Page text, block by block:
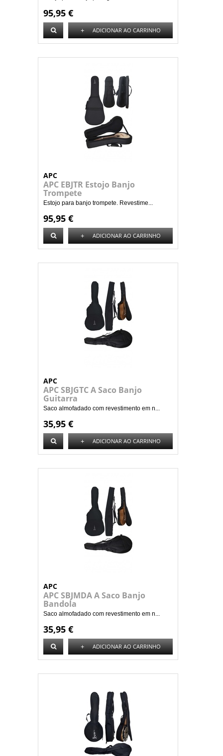
95,95 €
+ ADICIONAR AO CARRINHO
APC
APC EBJTR Estojo Banjo
Trompete
Estojo para banjo trompete. Revestime...
95,95 €
+ ADICIONAR AO CARRINHO
APC
APC SBJGTC A Saco Banjo
Guitarra
Saco almofadado com revestimento em n...
35,95 €
+ ADICIONAR AO CARRINHO
APC
APC SBJMDA A Saco Banjo
Bandola
Saco almofadado com revestimento em n...
35,95 €
+ ADICIONAR AO CARRINHO